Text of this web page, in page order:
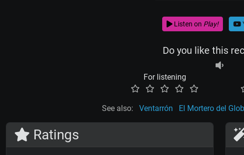
Listen on Play!
Do you like this
For listening
See also: Ventarrón El Mortero del
Ratings